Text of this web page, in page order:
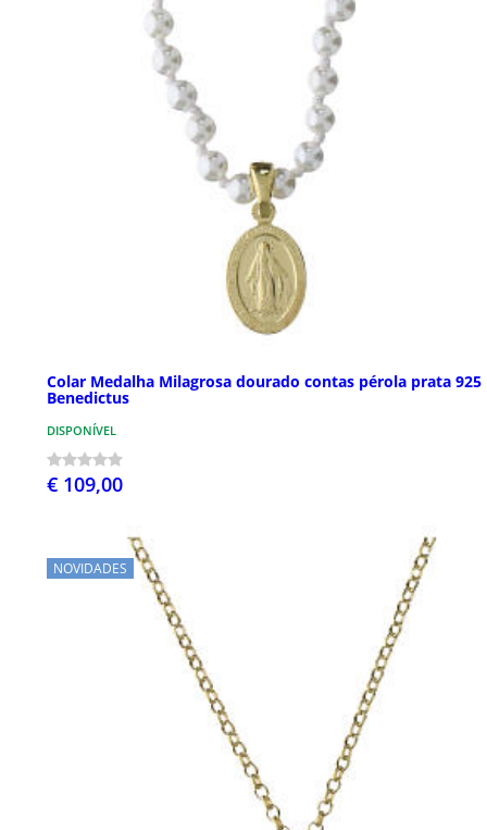
Colar Medalha Milagrosa dourado contas pérola prata 925
Benedictus
DISPONÍVEL
€ 109,00
NOVIDADES